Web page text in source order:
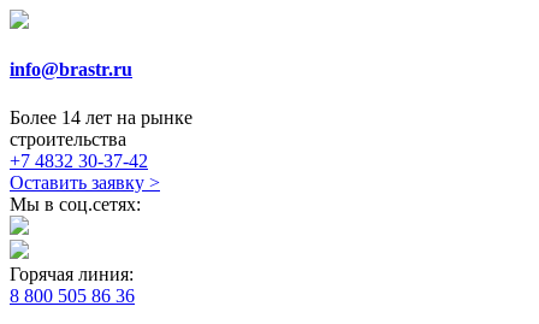
info@brastr.ru
Более 14 лет на рынке
строительства
+7 4832 30-37-42
Оставить заявку >
Мы в соц.сетях:
Горячая линия:
8 800 505 86 36